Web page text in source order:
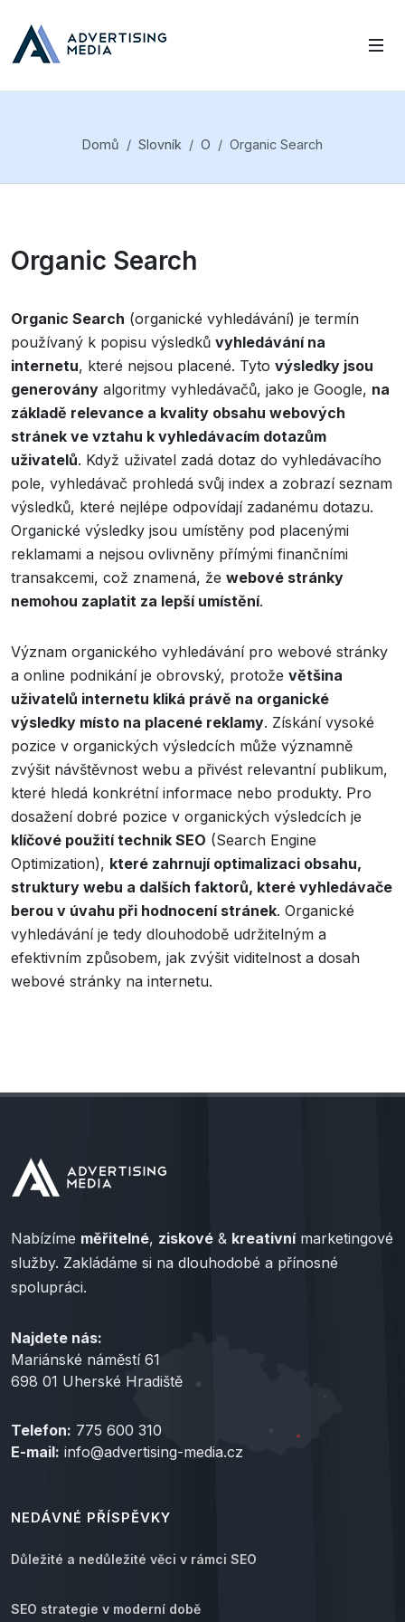
Domů Slovník O Organic Search
Organic Search
Organic Search (organické vyhledávání) je termín
používaný k popisu výsledků vyhledávání na
internetu, které nejsou placené. Tyto výsledky jsou
generovány algoritmy vyhledávačů, jako je Google, na
základě relevance a kvality obsahu webových
stránek ve vztahu k vyhledávacím dotazům
uživatelů. Když uživatel zadá dotaz do vyhledávacího
pole, vyhledávač prohledá svůj index a zobrazí seznam
výsledků, které nejlépe odpovídají zadanému dotazu.
Organické výsledky jsou umístěny pod placenými
reklamami a nejsou ovlivněny přímými finančními
transakcemi, což znamená, že webové stránky
nemohou zaplatit za lepší umístění.
Význam organického vyhledávání pro webové stránky
a online podnikání je obrovský, protože většina
uživatelů internetu kliká právě na organické
výsledky místo na placené reklamy. Získání vysoké
pozice v organických výsledcích může významně
zvýšit návštěvnost webu a přivést relevantní publikum,
které hledá konkrétní informace nebo produkty. Pro
dosažení dobré pozice v organických výsledcích je
klíčové použití technik SEO (Search Engine
Optimization), které zahrnují optimalizaci obsahu,
struktury webu a dalších faktorů, které vyhledávače
berou v úvahu při hodnocení stránek. Organické
vyhledávání je tedy dlouhodobě udržitelným a
efektivním způsobem, jak zvýšit viditelnost a dosah
webové stránky na internetu.
Nabízíme měřitelné, ziskové & kreativnímarketingové
služby. Zakládáme si na dlouhodobé a přínosné
spolupráci.
Najdete nás:
Mariánské náměstí 61
698 01 Uherské Hradiště
Telefon: 775 600 310
E-mail: info@advertising-media.cz
NEDÁVNÉ PŘÍSPĚVKY
Důležité a nedůležité věci v rámci SEO
SEO strategie v moderní době